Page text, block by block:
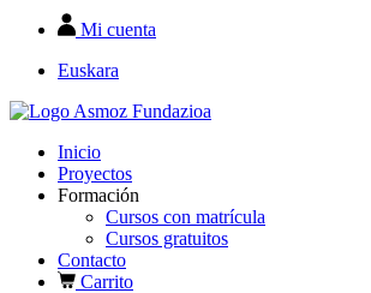
Mi cuenta
Euskara
Inicio
Proyectos
Formación
Cursos con matrícula
Cursos gratuitos
Contacto
Carrito